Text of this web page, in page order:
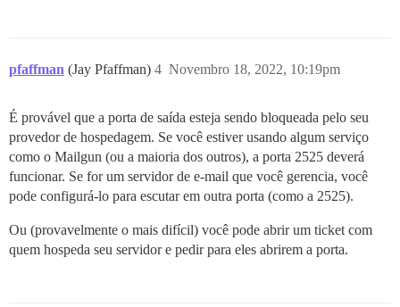
pfaffman (Jay Pfaffman) Novembro 18, 2022, 10:19pm
4
É provável que a porta de saída esteja sendo bloqueada pelo seu
provedor de hospedagem. Se você estiver usando algum serviço
como o Mailgun (ou a maioria dos outros), a porta 2525 deverá
funcionar. Se for um servidor de e-mail que você gerencia, você
pode configurá-lo para escutar em outra porta (como a 2525).
Ou (provavelmente o mais difícil) você pode abrir um ticket com
quem hospeda seu servidor e pedir para eles abrirem a porta.